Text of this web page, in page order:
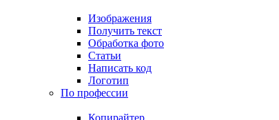
Изображения
Получить текст
Обработка фото
Статьи
Написать код
Логотип
По профессии
Копирайтер